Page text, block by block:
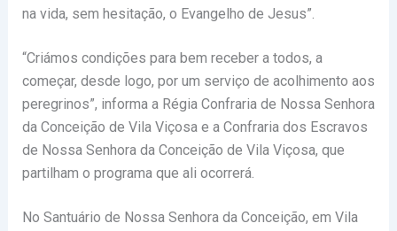
na vida, sem hesitação, o Evangelho de Jesus”.
“Criámos condições para bem receber a todos, a
começar, desde logo, por um serviço de acolhimento aos
peregrinos”, informa a Régia Confraria de Nossa Senhora
da Conceição de Vila Viçosa e a Confraria dos Escravos
de Nossa Senhora da Conceição de Vila Viçosa, que
partilham o programa que ali ocorrerá.
No Santuário de Nossa Senhora da Conceição, em Vila